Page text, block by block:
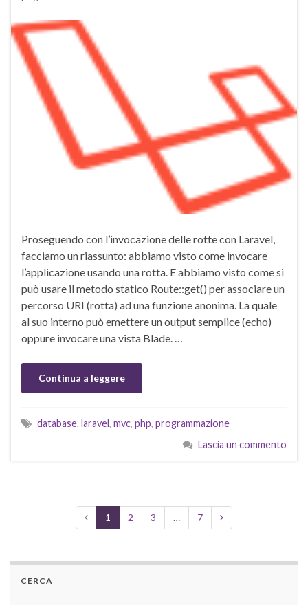
Proseguendo con l’invocazione delle rotte con Laravel,
facciamo un riassunto: abbiamo visto come invocare
l’applicazione usando una rotta. E abbiamo visto come si
può usare il metodo statico Route::get() per associare un
percorso URI (rotta) ad una funzione anonima. La quale
al suo interno può emettere un output semplice (echo)
oppure invocare una vista Blade. …
Continua a leggere
database, laravel, mvc, php, programmazione
Lascia un commento
1 2 3 … 7
CERCA